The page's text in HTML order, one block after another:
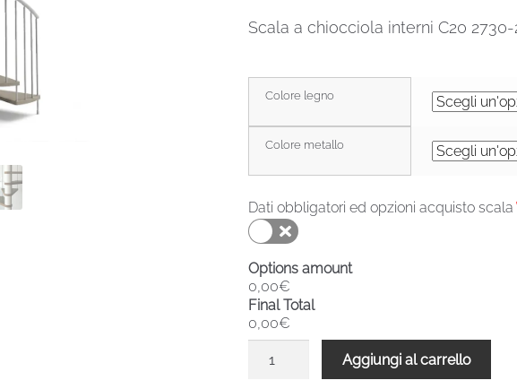
originale
2.118,00€.
attuale
Scala a chiocciola interni C20
Colore legno
Colore metallo
Dati obbligatori ed opzioni acquisto scala
Options amount
0,00€
Final Total
0,00€
Aggiungi al carrello